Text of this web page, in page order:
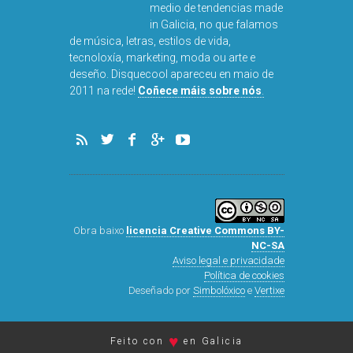
Disquecool é o primeiro
de música, letras, estilos de vida,
deseño. Disquecool apareceu en maio de